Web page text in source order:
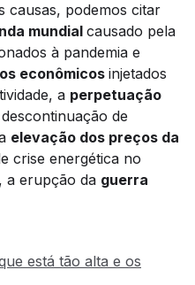
causas, podemos citar
mundialcausado pela
à pandemia e
econômicos injetados
a perpetuação
de
elevação dos preços da
crise energética no
a erupção da guerra
está tão alta e os